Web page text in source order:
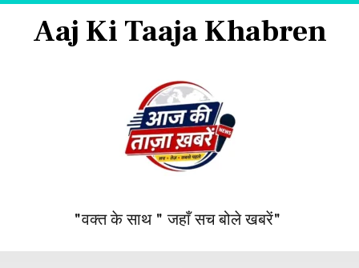
Aaj Ki Taaja Khabren
"वक्त के साथ " जहाँ सच बोले खबरें"